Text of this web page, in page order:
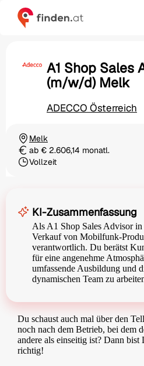
A1 Shop Sales
(m/w/d) Melk
ADECCO Österreich
Ortschaft
Melk
Gehaltab € 2.606,14 monatl.
Beschäftigungsart
Vollzeit
KI-Zusammenfassung
Als A1 Shop Sales Advisor
Verkauf von Mobilfunk-
verantwortlich. Du berätst
für eine angenehme
umfassende Ausbildung und
dynamischen Team zu
Du schaust auch mal über den
noch nach dem Betrieb, bei dem
andere als einseitig ist? Dann
richtig!